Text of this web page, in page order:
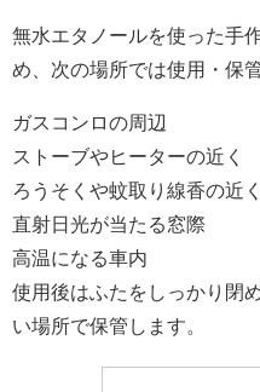
無水エタノールを使った手
め、次の場所では使用・保
ガスコンロの周辺
ストーブやヒーターの近く
ろうそくや蚊取り線香の近く
直射日光が当たる窓際
高温になる車内
使用後はふたをしっかり閉
い場所で保管します。